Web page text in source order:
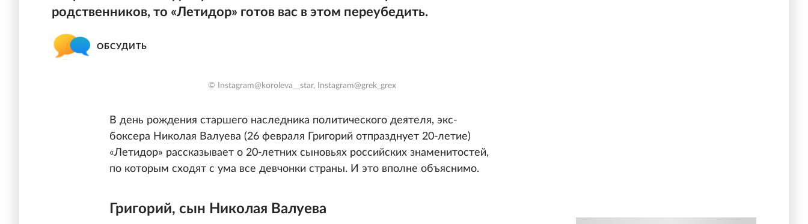
родственников, то «Летидор» готов вас в этом переубедить.
ОБСУДИТЬ
© Instagram@koroleva__star, Instagram@grek_grex
В день рождения старшего наследника политического деятеля, экс-
боксера Николая Валуева (26 февраля Григорий отпразднует 20-летие)
«Летидор» рассказывает о 20-летних сыновьях российских знаменитостей,
по которым сходят с ума все девчонки страны. И это вполне объяснимо.
Григорий, сын Николая Валуева